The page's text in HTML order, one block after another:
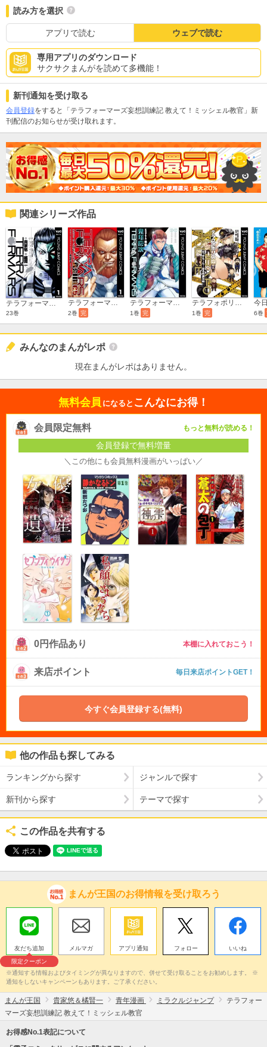
読み方を選択
アプリで読む ウェブで読む
専用アプリのダウンロード
サクサクまんがを読めて多機能！
新刊通知を受け取る
会員登録をすると「テラフォーマーズ妄想訓練記 教えて！ミッシェル教官」新
刊配信のお知らせが受け取れます。
関連シリーズ作品
テラフォーマーズ
23巻
テラフォーマーズ外伝 アシモフ
2巻 完
テラフォーマーズ外伝 鬼塚慶次
1巻 完
テラフォポリス ばっかも～ん！出る杭課24時
1巻 完 6巻
みんなのまんがレポ
現在まんがレポはありません。
無料会員 になると こんなにお得！
会員限定無料 もっと無料が読める！
会員登録で無料増量
＼この他にも会員無料漫画がいっぱい／
0円作品あり 本棚に入れておこう！
来店ポイント 毎日来店ポイントGET！
今すぐ会員登録する(無料)
他の作品も探してみる
ランキングから探す ジャンルで探す
新刊から探す テーマで探す
この作品を共有する
まんが王国のお得情報を受け取ろう
友だち追加
限定クーポン
メルマガ アプリ通知 フォロー いいね
※通知する情報およびタイミングが異なりますので、併せて受け取ることをお勧めします。 ※
通知をしないキャンペーンもあります。ご了承ください。
まんが王国 貴家悠＆橘賢一 青年漫画 ミラクルジャンプ
テラフォー
マーズ妄想訓練記 教えて！ミッシェル教官
お得感No.1表記について